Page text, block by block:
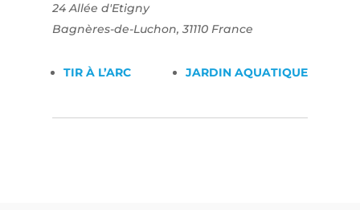
24 Allée d'Etigny
Bagnères-de-Luchon, 31110 France
TIR À L’ARC JARDIN AQUATIQUE